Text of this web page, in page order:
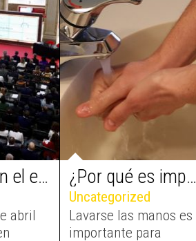
Drolimsa, en el evento de la Asociación de Empresa Familiar de Aragón
abril
¿Por qué es importante lavarse las manos?
Uncategorized
Lavarse las manos es
importante para